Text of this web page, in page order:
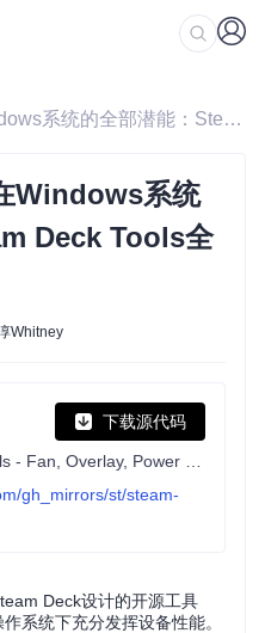
/ 解锁Steam Deck在Windows系统的全部潜能：Steam Deck Tools全方位优化指南
Windows系统
Deck Tools全
Whitney
下载源代码
gh_mirrors/st/steam-
Deck设计的开源工具
系统下充分发挥设备性能。